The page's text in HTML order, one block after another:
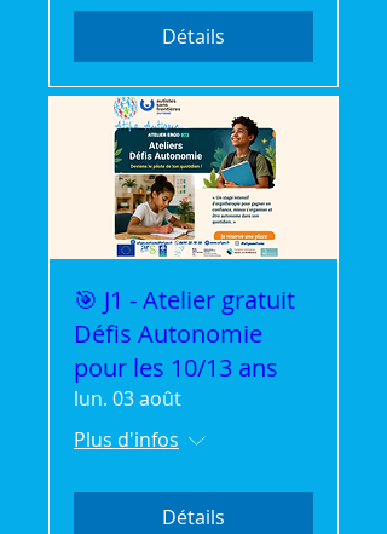
Détails
🎯 J1 - Atelier gratuit
Défis Autonomie
pour les 10/13 ans
lun. 03 août
Plus d'infos
Détails